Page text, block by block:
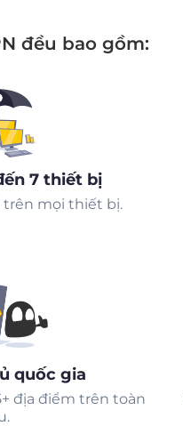
đều bao gồm:
7 thiết bị
mọi thiết bị.
quốc gia
địa điểm trên toàn